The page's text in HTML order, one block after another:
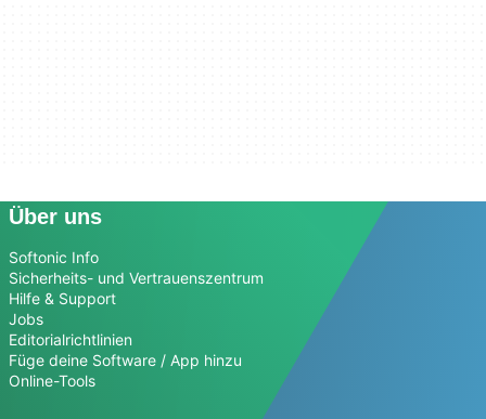
Über uns
Softonic Info
Sicherheits- und Vertrauenszentrum
Hilfe & Support
Jobs
Editorialrichtlinien
Füge deine Software / App hinzu
Online-Tools